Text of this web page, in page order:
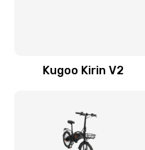
Kugoo Kirin V2